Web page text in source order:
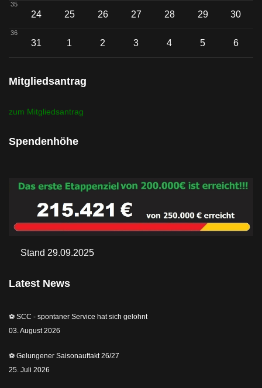
35
24 25 26 27 28 29 30
36
31 1 2 3 4 5 6
Mitgliedsantrag
zum Mitgliedsantrag
Spendenhöhe
Stand 29.09.2025
Latest News
⚽️ SCC - spontaner Service hat sich gelohnt
03. August 2026
⚽️ Gelungener Saisonauftakt 26/27
25. Juli 2026